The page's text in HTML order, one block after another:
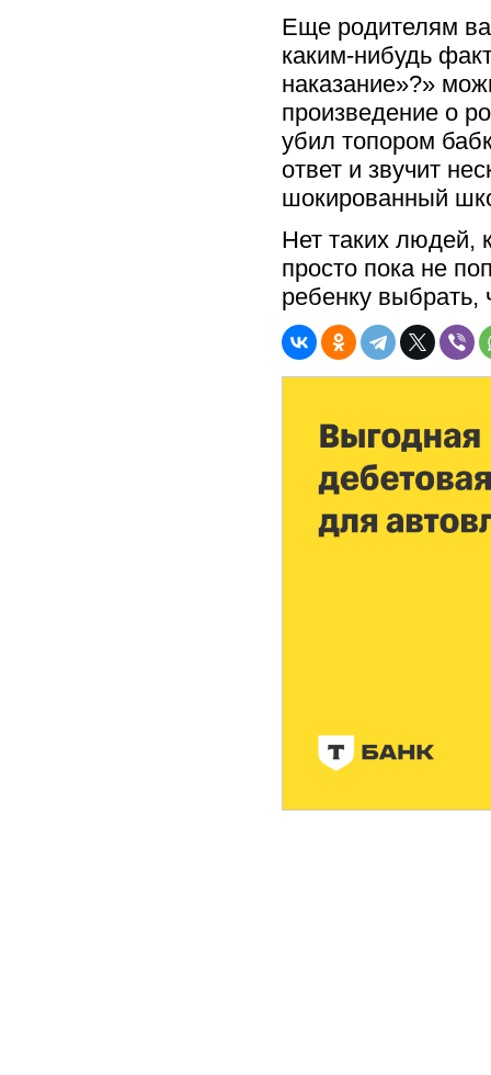
Еще родителям
каким-нибудь
наказание»?»
произведение о
убил топором
ответ и звучит
шокированный
Нет таких людей,
просто пока не
ребенку выбрать,